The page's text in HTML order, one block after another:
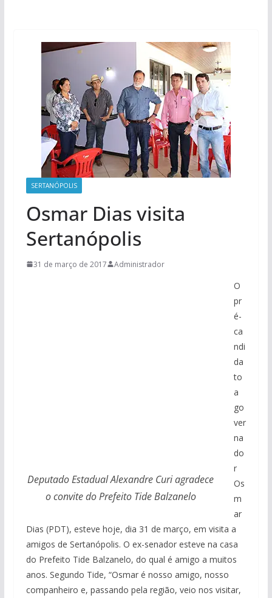
SERTANÓPOLIS
Osmar Dias visita
Sertanópolis
31 de março de 2017 Administrador
Deputado Estadual Alexandre Curi agradece
o convite do Prefeito Tide Balzanelo
O
pr
é-
ca
ndi
da
to
a
go
ver
na
do
r
Os
m
ar
Dias (PDT), esteve hoje, dia 31 de março, em visita a
amigos de Sertanópolis. O ex-senador esteve na casa
do Prefeito Tide Balzanelo, do qual é amigo a muitos
anos. Segundo Tide, “Osmar é nosso amigo, nosso
companheiro e, passando pela região, veio nos visitar,